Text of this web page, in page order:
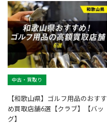
中古・買取り
【和歌山県】ゴルフ用品のおすす
め買取店舗6選【クラブ】【バッ
グ】